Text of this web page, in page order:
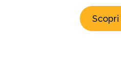
sul testo del
sulla
Data
17.00 alle
via T.
Scopri